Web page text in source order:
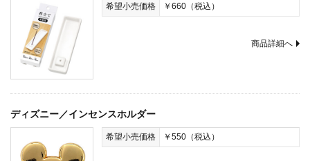
希望小売価格 ￥660（税込）
商品詳細へ
ディズニー／インセンスホルダー
希望小売価格 ￥550（税込）